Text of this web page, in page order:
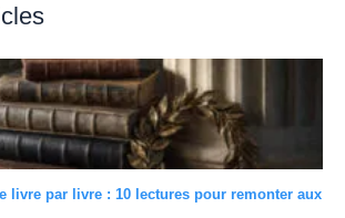
livre par livre : 10 lectures pour remonter aux